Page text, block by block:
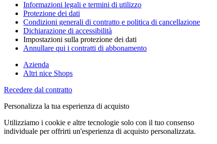
Informazioni legali e termini di utilizzo
Protezione dei dati
Condizioni generali di contratto e politica di cancellazione
Dichiarazione di accessibilità
Impostazioni sulla protezione dei dati
Annullare qui i contratti di abbonamento
Azienda
Altri nice Shops
Recedere dal contratto
Personalizza la tua esperienza di acquisto
Utilizziamo i cookie e altre tecnologie solo con il tuo consenso
individuale per offrirti un'esperienza di acquisto personalizzata.